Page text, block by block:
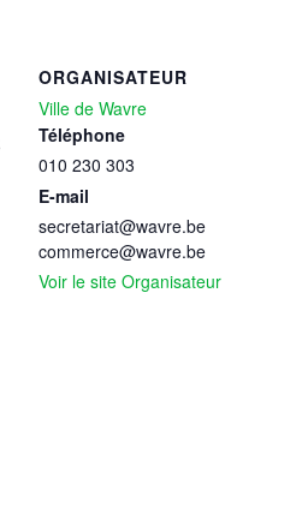
ORGANISATEUR
Ville de Wavre
Téléphone
010 230 303
E-mail
secretariat@wavre.be
commerce@wavre.be
Voir le site Organisateur